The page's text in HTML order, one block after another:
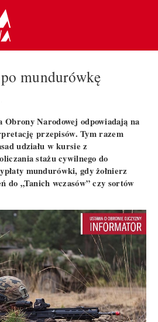
mundurówkę
Narodowej odpowiadają na
przepisów. Tym razem
udziału w kursie z
stażu cywilnego do
mundurówki, gdy żołnierz
do „Tanich wczasów” czy sortów